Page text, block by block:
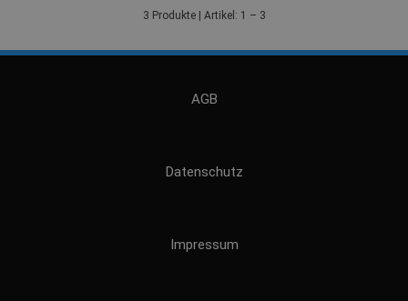
3 Produkte | Artikel: 1 – 3
AGB
Datenschutz
Impressum